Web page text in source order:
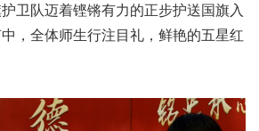
卫队迈着铿锵有力的正步护送国旗入
，全体师生行注目礼，鲜艳的五星红